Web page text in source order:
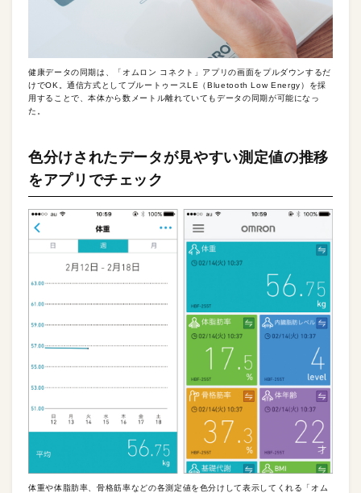
健康データの同期は、「オムロン コネクト」アプリの画面をプルダウンするだ
けでOK。通信方式としてブルートゥースLE（Bluetooth Low Energy）を採
用することで、本体から数メートル離れていてもデータの同期が可能になっ
た。
色分けされたデータが見やすい測定値の推移
をアプリでチェック
体重や体脂肪率、骨格筋率などの各測定値を色分けして表示してくれる「オム